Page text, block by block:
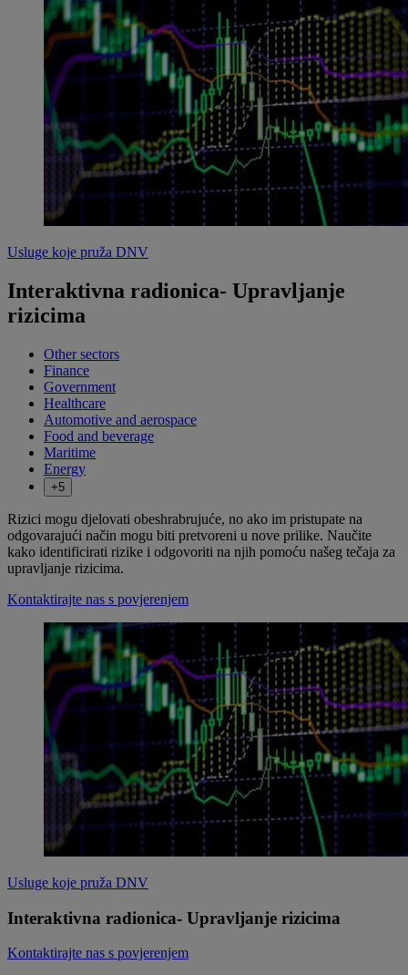
Usluge koje pruža DNV
Interaktivna radionica- Upravljanje
rizicima
Other sectors
Finance
Government
Healthcare
Automotive and aerospace
Food and beverage
Maritime
Energy
+5
Rizici mogu djelovati obeshrabrujuće, no ako im pristupate na
odgovarajući način mogu biti pretvoreni u nove prilike. Naučite
kako identificirati rizike i odgovoriti na njih pomoću našeg tečaja za
upravljanje rizicima.
Kontaktirajte nas s povjerenjem
Usluge koje pruža DNV
Interaktivna radionica- Upravljanje rizicima
Kontaktirajte nas s povjerenjem